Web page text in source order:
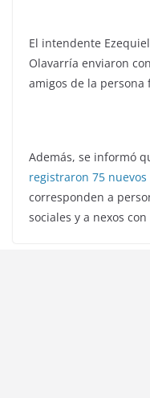
El intendente
Olavarría enviaron
amigos de la persona
Además, se informó
registraron 75 nuevos
corresponden a
sociales y a nexos